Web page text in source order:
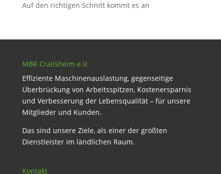
Auf den richtigen Schnitt kommt es an
MBR Crailsheim e.V.
Effiziente Maschinenauslastung, gegenseitige
Überbrückung von Arbeitsspitzen, Kostenersparnis
und Verbesserung der Lebensqualität – für unsere
Mitglieder und Kunden.
Das sind unsere Ziele, als einer der größten
Dienstleister im ländlichen Raum.
Kontakt